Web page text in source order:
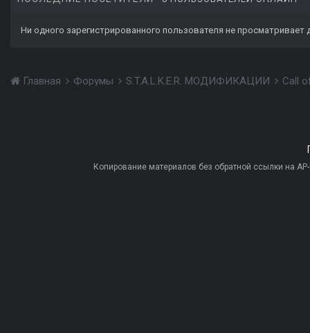
Ни одного зарегистрированного пользователя не просматривает
Главная Форумы S.T.A.L.K.E.R. МОДИФИКАЦИИ Call
Копирование материалов без обратной ссылки на